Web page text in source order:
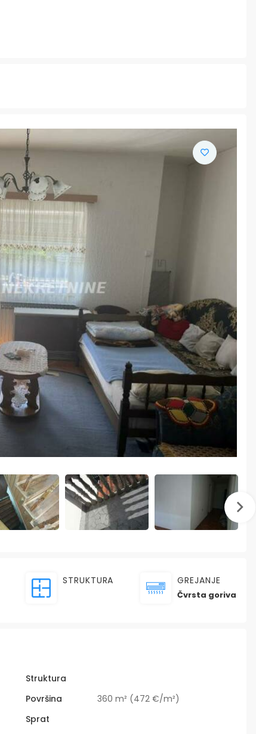
STRUKTURA GREJANJE
Čvrsta goriva
Struktura
Površina
360 m² (472 €/m²)
Sprat